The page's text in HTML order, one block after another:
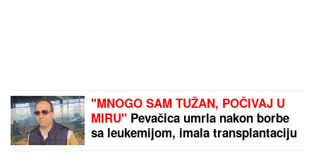
"MNOGO SAM TUŽAN, POČIVAJ U
MIRU" Pevačica umrla nakon borbe
sa leukemijom, imala transplantaciju